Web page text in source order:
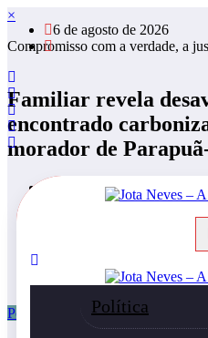
Pular
para
o
6 de agosto de 2026
Política
×
Compromisso com a verdade, a
Familiar revela
encontrado
morador de
Página inicial
Familiar revela desavença
e suposto morador de
Polícia 0 Comentários